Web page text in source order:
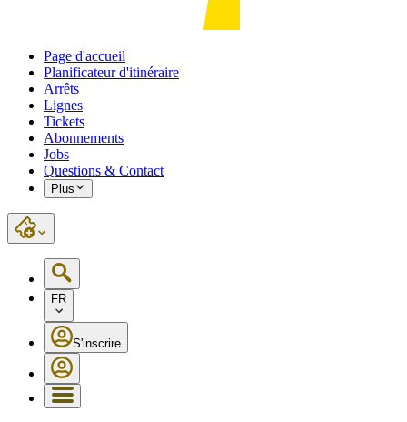
Page d'accueil
Planificateur d'itinéraire
Arrêts
Lignes
Tickets
Abonnements
Jobs
Questions & Contact
Plus
FR
S'inscrire